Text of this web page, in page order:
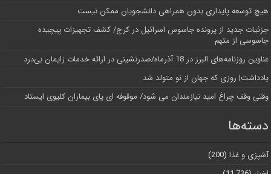
هیچ توسعه پایداری بدون همراهی دانشجویان ممکن نیست
جزئیات جدید از پرونده جاسوس اسرائیل در کرج/‌ کشف تجهیزات پیچیده
جاسوسی از متهم
عناوین روزنامه‌های البرز در ‌18 آذرماه/صدرنشینی در ارائه خدمات زایمان بی‌درد
یادداشت| روزی که جهان از نو متولد شد
وقتی وقف چراغ امید نیازمندان می شود/ موقوفه ای پای بیماران کلیوی ایستاد
دسته‌ها
آشپزی و غذا (200)